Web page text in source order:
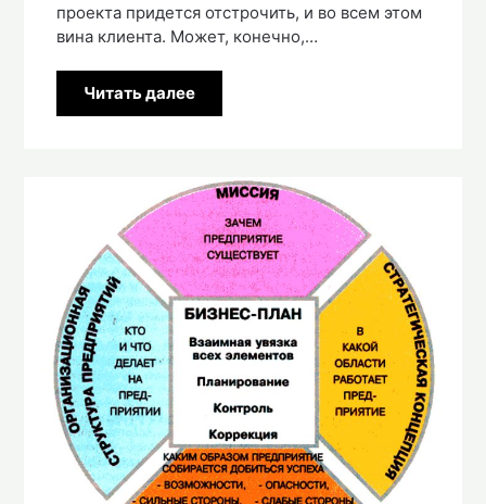
проекта придется отстрочить, и во всем этом
вина клиента. Может, конечно,…
Читать далее